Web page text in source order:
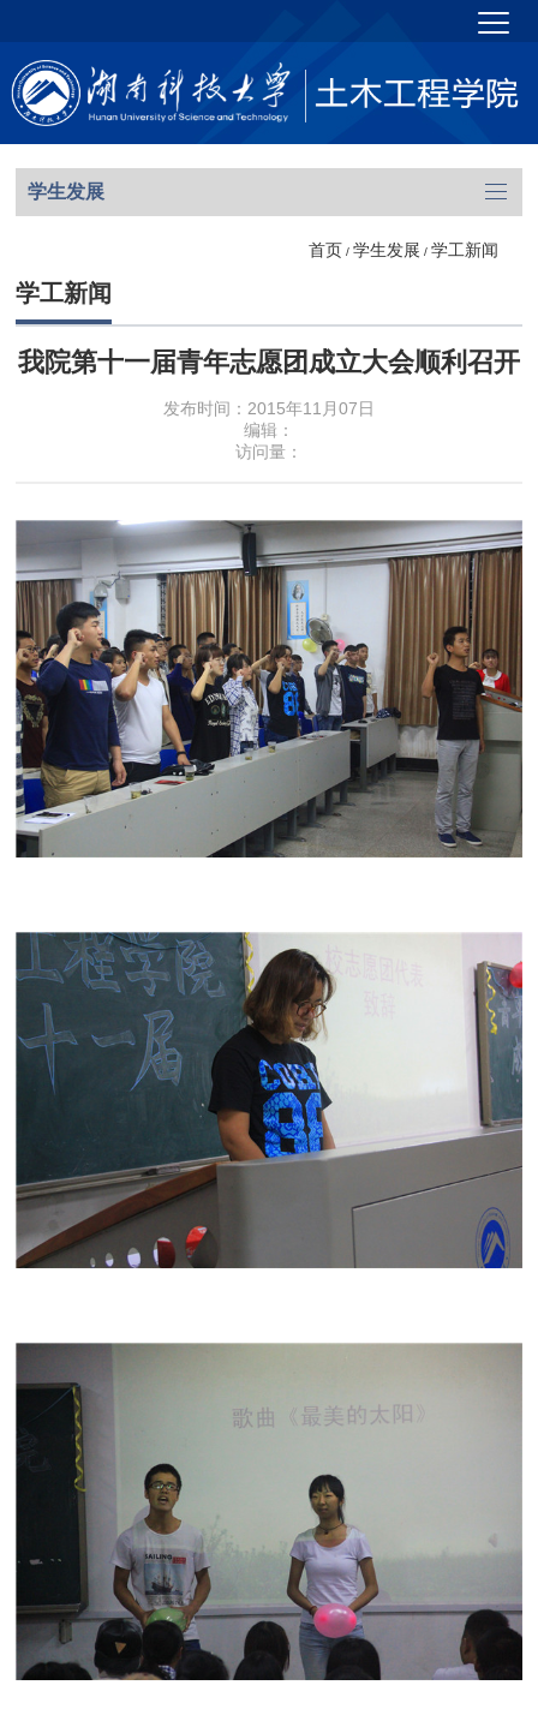
学生发展
首页 / 学生发展 / 学工新闻
学工新闻
我院第十一届青年志愿团成立大会顺利召开
发布时间：2015年11月07日
编辑：
访问量：